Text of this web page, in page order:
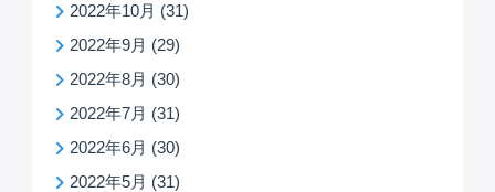
2022年10月 (31)
2022年9月 (29)
2022年8月 (30)
2022年7月 (31)
2022年6月 (30)
2022年5月 (31)